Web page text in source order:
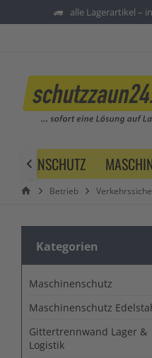
alle Lagerartikel –

Betrieb
Kategorien
Maschinenschutz
Maschinenschutz
Gittertrennwand Lager &
Logistik